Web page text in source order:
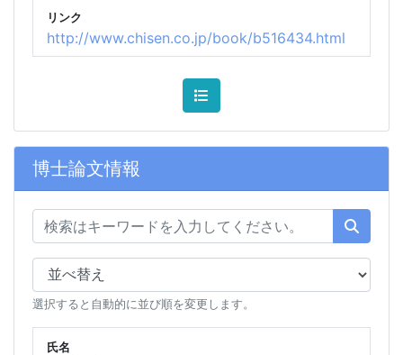
リンク
http://www.chisen.co.jp/book/b516434.html
博士論文情報
選択すると自動的に並び順を変更します。
氏名